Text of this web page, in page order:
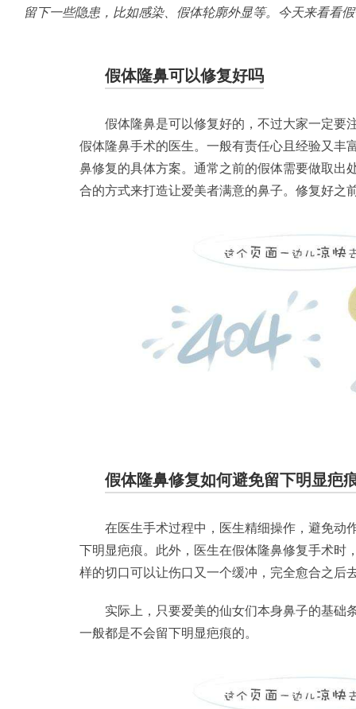
留下一些隐患，比如感染、假体轮廓外显等。今天来看看
假体隆鼻可以修复好吗
假体隆鼻是可以修复好的，不过大家一定要
假体隆鼻手术的医生。一般有责任心且经验又丰
鼻修复的具体方案。通常之前的假体需要做取出
合的方式来打造让爱美者满意的鼻子。修复好之
假体隆鼻修复如何避免留下明显疤
在医生手术过程中，医生精细操作，避免动
下明显疤痕。此外，医生在假体隆鼻修复手术时
样的切口可以让伤口又一个缓冲，完全愈合之后
实际上，只要爱美的仙女们本身鼻子的基础
一般都是不会留下明显疤痕的。